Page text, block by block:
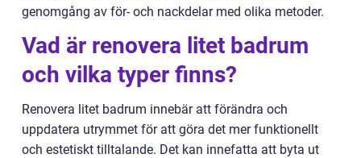
genomgång av för- och nackdelar med olika metoder.
Vad är renovera litet badrum
och vilka typer finns?
Renovera litet badrum innebär att förändra och
uppdatera utrymmet för att göra det mer funktionellt
och estetiskt tilltalande. Det kan innefatta att byta ut